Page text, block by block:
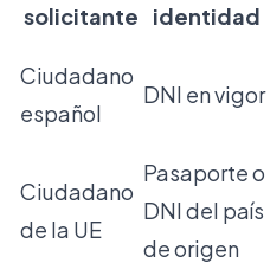
solicitante
identidad
Ciudadano
español
DNI en vigor
Ciudadano
de la UE
Pasaporte o
DNI del país
de origen